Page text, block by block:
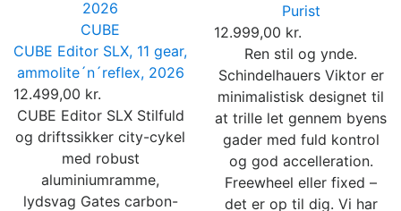
CUBE
CUBE Editor SLX, 11 gear,
ammolite´n´reflex, 2026
12.499,00 kr.
CUBE Editor SLX Stilfuld
og driftssikker city-cykel
med robust
aluminiumramme,
lydsvag Gates carbon-
Purist
12.999,00 kr.
Ren stil og ynde.
Schindelhauers Viktor er
minimalistisk designet til
at trille let gennem byens
gader med fuld kontrol
og god accelleration.
Freewheel eller fixed –
det er op til dig. Vi har